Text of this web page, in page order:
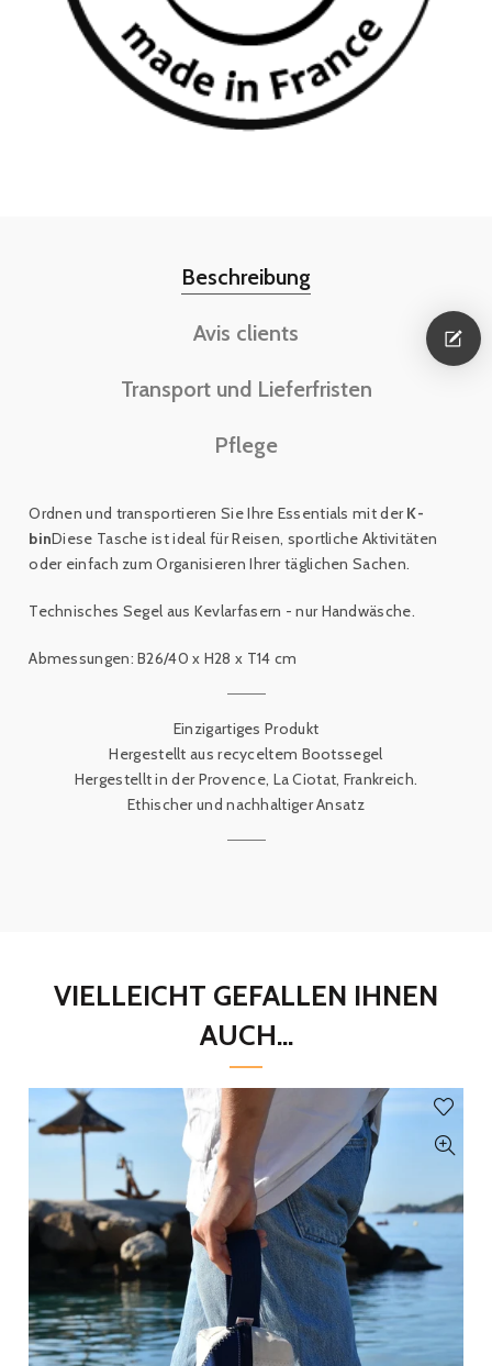
Beschreibung
Avis clients
Transport und Lieferfristen
Pflege
Ordnen und transportieren Sie Ihre Essentials mit derK-
binDiese Tasche ist ideal für Reisen, sportliche Aktivitäten
oder einfach zum Organisieren Ihrer täglichen Sachen.
Technisches Segel aus Kevlarfasern - nur Handwäsche.
Abmessungen: B26/40 x H28 x T14 cm
Einzigartiges Produkt
Hergestellt aus recyceltem Bootssegel
Hergestellt in der Provence, La Ciotat, Frankreich.
Ethischer und nachhaltiger Ansatz
VIELLEICHT GEFALLEN IHNEN
AUCH...